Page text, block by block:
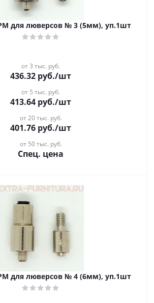
для люверсов № 3 (5мм), уп.1шт
от 3 тыс. руб.
436.32 руб./шт
от 5 тыс. руб.
413.64 руб./шт
от 20 тыс. руб.
401.76 руб./шт
от 50 тыс. руб.
Спец. цена
для люверсов № 4 (6мм), уп.1шт